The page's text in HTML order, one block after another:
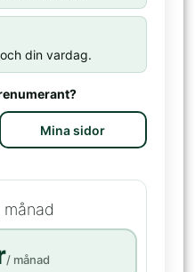
din vardag.
Mina sidor
/ månad